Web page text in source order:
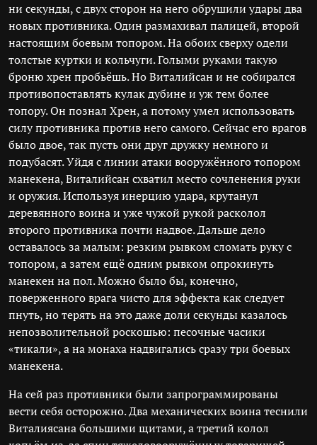
ни секунды, с двух сторон на него обрушили удары два
новых противника. Один размахивал палицей, второй
настоящим боевым топором. На обоих сверху одели
толстые куртки и кольчуги. Голыми руками такую
броню хрен пробьёшь. Но Виталийсан и не собирался
противопоставлять кулак дубине и уж тем более
топору. Он познал Хрен, а потому умел использовать
силу противника против него самого. Сейчас его врагов
было двое, так пусть они друг дружку немного и
подубасят. Уйдя с линии атаки вооружённого топором
манекена, Виталийсан схватил место сочленения руки
и оружия. Используя инерцию удара, крутанул
деревянного воина и уже чужой рукой расколол
второго противника почти надвое. Дальше дело
оставалось за малым: резким рывком сломать руку с
топором, а затем ещё одним рывком опрокинуть
манекен на пол. Можно было бы, конечно,
поверженного врага чисто для эффекта как следует
пнуть, но терять на это даже доли секунды казалось
непозволительной роскошью: песочные часики
«тикали», а на монаха надвигались сразу три боевых
манекена.
На сей раз противники были запрограммированы
вести себя осторожно. Два механических воина теснили
Виталиясана большими щитами, а третий колол